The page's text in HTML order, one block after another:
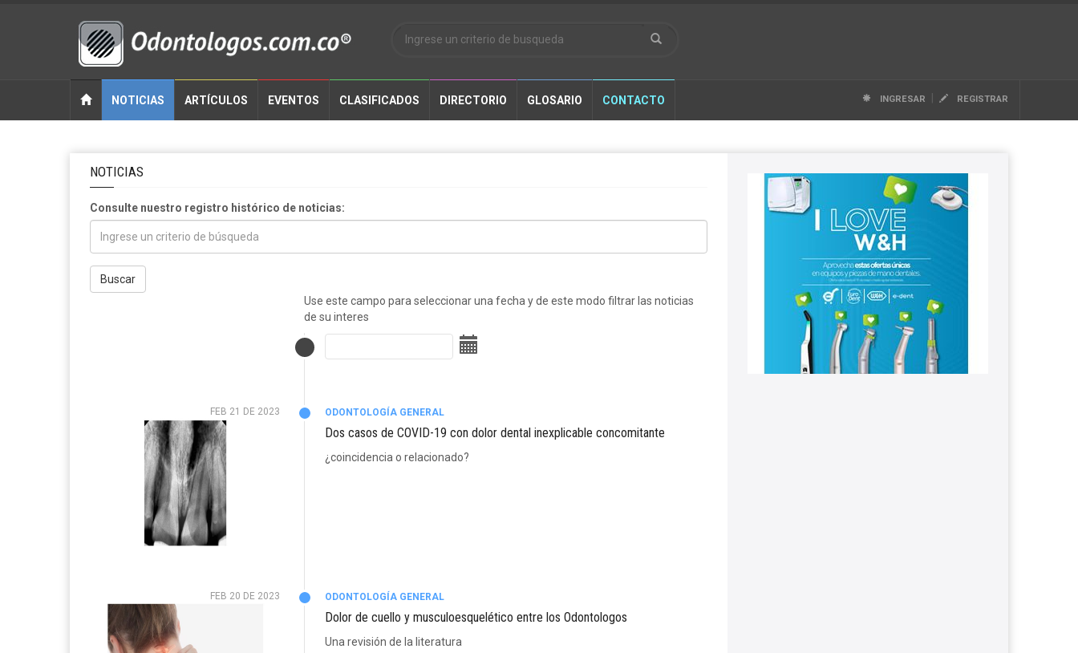
NOTICIAS ARTÍCULOS EVENTOS CLASIFICADOS DIRECTORIO GLOSARIO CONTACTO INGRESAR REGISTRAR
NOTICIAS
Consulte nuestro registro histórico de noticias:
Buscar
Use este campo para seleccionar una fecha y de este modo filtrar las noticias
de su interes
FEB 21 DE 2023 ODONTOLOGÍA GENERAL
Dos casos de COVID-19 con dolor dental inexplicable concomitante
¿coincidencia o relacionado?
FEB 20 DE 2023 ODONTOLOGÍA GENERAL
Dolor de cuello y musculoesquelético entre los Odontologos
Una revisión de la literatura